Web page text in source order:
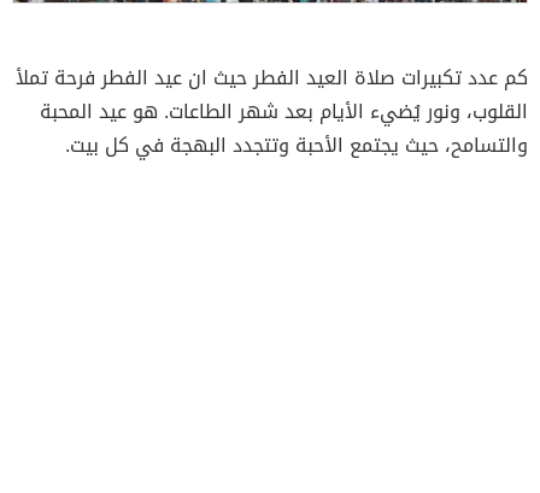
كم عدد تكبيرات صلاة العيد الفطر حيث ان عيد الفطر فرحة تملأ
القلوب، ونور يُضيء الأيام بعد شهر الطاعات. هو عيد المحبة
والتسامح، حيث يجتمع الأحبة وتتجدد البهجة في كل بيت.